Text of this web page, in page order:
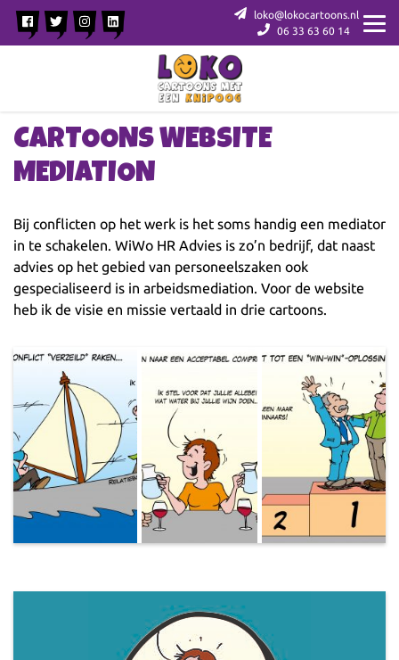
loko@lokocartoons.nl
06 33 63 60 14
CARTOONS WEBSITE
MEDIATION
Bij conflicten op het werk is het soms handig een mediator
in te schakelen. WiWo HR Advies is zo’n bedrijf, dat naast
advies op het gebied van personeelszaken ook
gespecialiseerd is in arbeidsmediation. Voor de website
heb ik de visie en missie vertaald in drie cartoons.